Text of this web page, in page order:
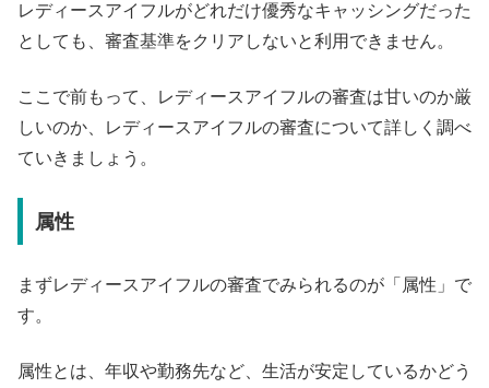
レディースアイフルがどれだけ優秀なキャッシングだった
としても、審査基準をクリアしないと利用できません。
ここで前もって、レディースアイフルの審査は甘いのか厳
しいのか、レディースアイフルの審査について詳しく調べ
ていきましょう。
属性
まずレディースアイフルの審査でみられるのが「属性」で
す。
属性とは、年収や勤務先など、生活が安定しているかどう